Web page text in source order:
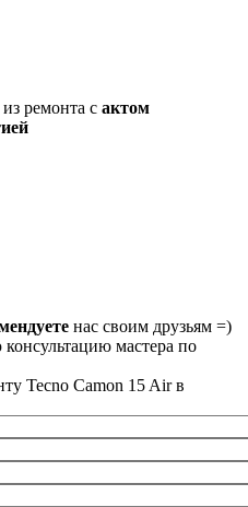
ремонта с актом
нас своим друзьям =)
консультацию мастера по
Tecno Camon 15 Air в